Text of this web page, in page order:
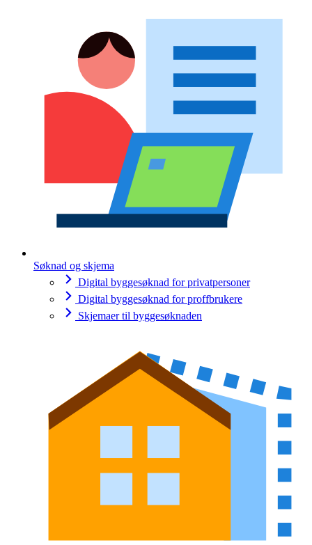
Søknad og skjema
Digital byggesøknad for privatpersoner
Digital byggesøknad for proffbrukere
Skjemaer til byggesøknaden